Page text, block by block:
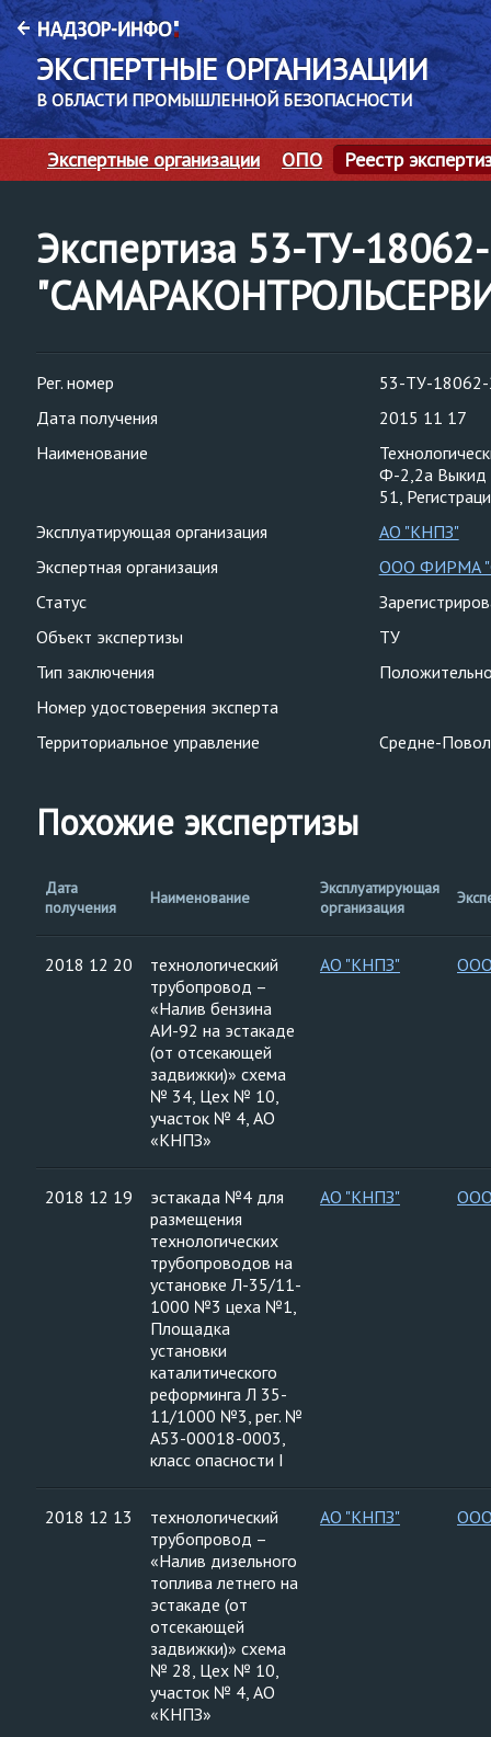
ЭКСПЕРТНЫЕ ОРГАНИЗАЦИИ
В ОБЛАСТИ ПРОМЫШЛЕННОЙ БЕЗОПАСНОСТИ
Экспертные организации ОПО Реестр
Экспертиза 53-ТУ-
Рег. номер
53-ТУ-
Дата получения
2015 11 17
Наименование
Ф-2,2а Выкид
51,
Эксплуатирующая организация
АО "КНПЗ"
Экспертная организация
ООО ФИРМА
Статус
Объект экспертизы
ТУ
Тип заключения
Номер удостоверения эксперта
Территориальное управление
Средне-
Похожие экспертизы
Дата
получения
Наименование
Эксплуатирующая
организация
2018 12 20
технологический
трубопровод –
«Налив бензина
АИ-92 на эстакаде
(от отсекающей
задвижки)» схема
№ 34, Цех № 10,
участок № 4, АО
«КНПЗ»
АО "КНПЗ"
2018 12 19
эстакада №4 для
размещения
технологических
трубопроводов на
установке Л-35/11-
1000 №3 цеха №1,
Площадка
установки
каталитического
реформинга Л 35-
11/1000 №3, рег. №
А53-00018-0003,
класс опасности I
АО "КНПЗ"
2018 12 13
технологический
трубопровод –
«Налив дизельного
топлива летнего на
эстакаде (от
отсекающей
задвижки)» схема
№ 28, Цех № 10,
участок № 4, АО
«КНПЗ»
АО "КНПЗ"